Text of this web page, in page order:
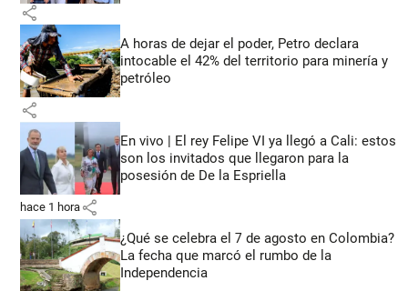
share
A horas de dejar el poder, Petro declara
intocable el 42% del territorio para minería y
petróleo
share
En vivo | El rey Felipe VI ya llegó a Cali: estos
son los invitados que llegaron para la
posesión de De la Espriella
hace 1 hora share
¿Qué se celebra el 7 de agosto en Colombia?
La fecha que marcó el rumbo de la
Independencia